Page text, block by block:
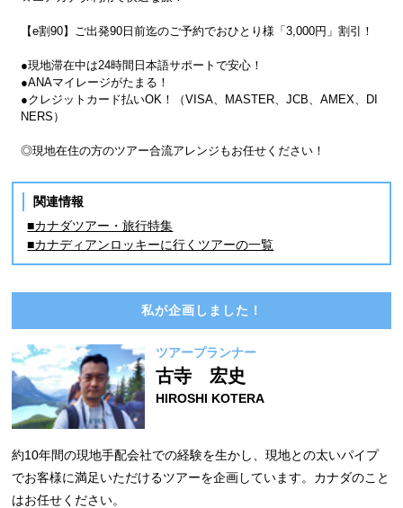
【e割90】ご出発90日前迄のご予約でおひとり様「3,000円」割引！
●現地滞在中は24時間日本語サポートで安心！
●ANAマイレージがたまる！
●クレジットカード払いOK！（VISA、MASTER、JCB、AMEX、DI
NERS）
◎現地在住の方のツアー合流アレンジもお任せください！
関連情報
■カナダツアー・旅行特集
■カナディアンロッキーに行くツアーの一覧
私が企画しました！
ツアープランナー
古寺 宏史
HIROSHI KOTERA
約10年間の現地手配会社での経験を生かし、現地との太いパイプ
でお客様に満足いただけるツアーを企画しています。カナダのこと
はお任せください。